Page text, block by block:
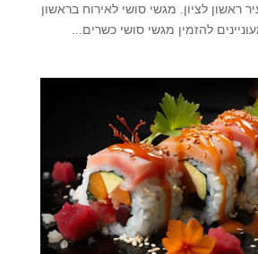
ראשון לציון. מגשי סושי לאירוח בראשון
להזמין מגשי סושי כשרים...